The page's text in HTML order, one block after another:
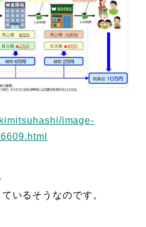
image-
いるそうなのです。